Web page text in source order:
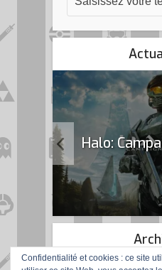
Halo:
Confidentialité et cookies : ce site